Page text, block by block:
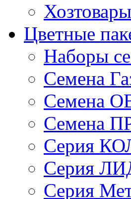
Хозтовары
Цветные
Наборы
Семена
Семена
Семена
Серия
Серия
Серия